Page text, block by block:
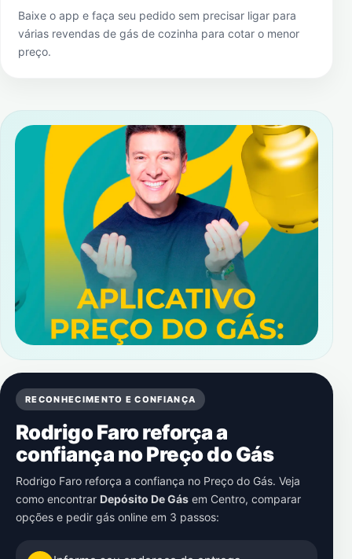
Baixe o app e faça seu pedido sem precisar ligar para
várias revendas de gás de cozinha para cotar o menor
preço.
RECONHECIMENTO E CONFIANÇA
Rodrigo Faro reforça a
confiança no Preço do Gás
Rodrigo Faro reforça a confiança no Preço do Gás. Veja
como encontrar Depósito De Gás em Centro, comparar
opções e pedir gás online em 3 passos: